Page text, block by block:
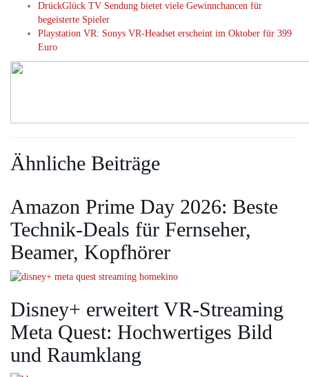
DrückGlück TV Sendung bietet viele Gewinnchancen für
begeisterte Spieler
Playstation VR: Sonys VR-Headset erscheint im Oktober für 399
Euro
Ähnliche Beiträge
Amazon Prime Day 2026: Beste
Technik-Deals für Fernseher,
Beamer, Kopfhörer
Disney+ erweitert VR‑Streaming
Meta Quest: Hochwertiges Bild
und Raumklang